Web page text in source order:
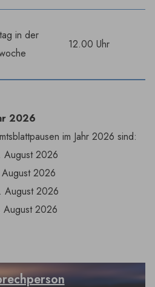
in der
12.00 Uhr
2026
im Jahr 2026 sind:
August 2026
2026
August 2026
August 2026